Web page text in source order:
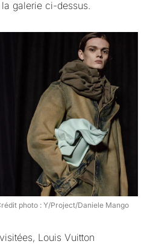
galerie ci-dessus.
photo : Y/Project/Daniele Mango
Louis Vuitton